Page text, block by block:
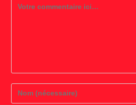
Comment
Enter
your